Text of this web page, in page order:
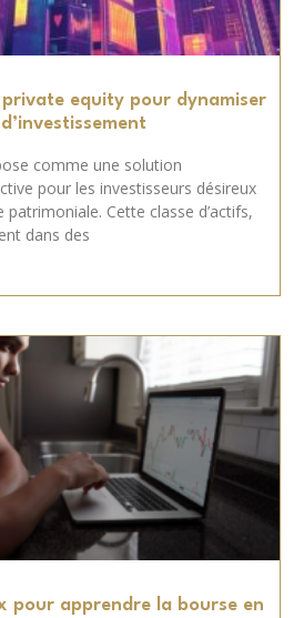
private equity pour dynamiser
comme une solution
pour les investisseurs désireux
patrimoniale. Cette classe d’actifs,
dans des
pour apprendre la bourse en